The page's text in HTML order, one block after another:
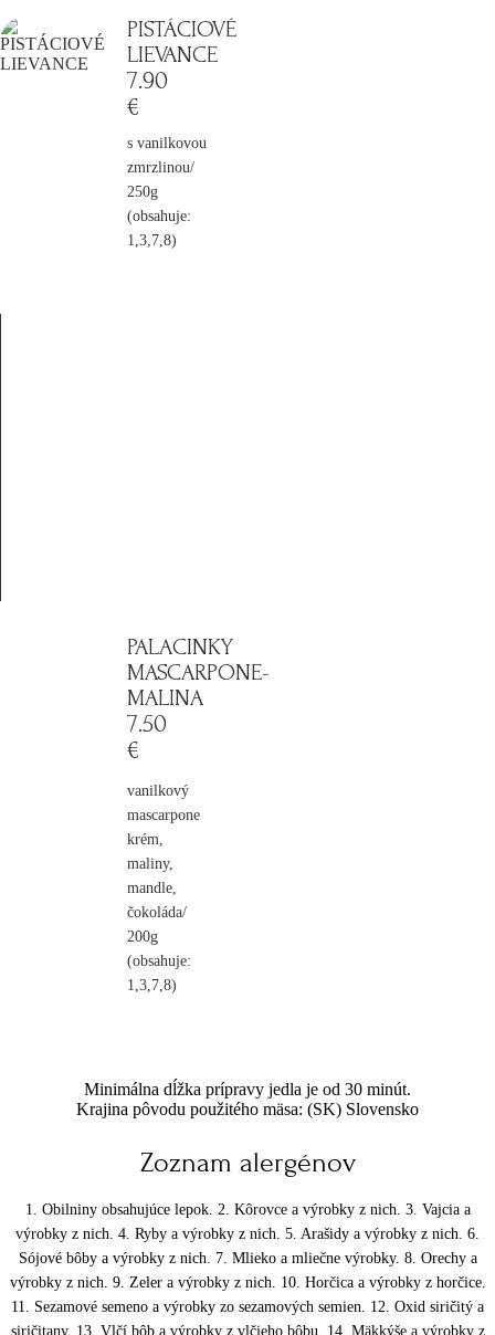
PISTÁCIOVÉ
LIEVANCE
7.90
€
s vanilkovou
zmrzlinou/
250g
(obsahuje:
1,3,7,8)
PALACINKY
MASCARPONE-
MALINA
7.50
€
vanilkový
mascarpone
krém,
maliny,
mandle,
čokoláda/
200g
(obsahuje:
1,3,7,8)
Minimálna dĺžka prípravy jedla je od 30 minút.
Krajina pôvodu použitého mäsa: (SK) Slovensko
Zoznam alergénov
1. Obilniny obsahujúce lepok. 2. Kôrovce a výrobky z nich. 3. Vajcia a
výrobky z nich. 4. Ryby a výrobky z nich. 5. Arašidy a výrobky z nich. 6.
Sójové bôby a výrobky z nich. 7. Mlieko a mliečne výrobky. 8. Orechy a
výrobky z nich. 9. Zeler a výrobky z nich. 10. Horčica a výrobky z horčice.
11. Sezamové semeno a výrobky zo sezamových semien. 12. Oxid siričitý a
siričitany. 13. Vlčí bôb a výrobky z vlčieho bôbu. 14. Mäkkýše a výrobky z